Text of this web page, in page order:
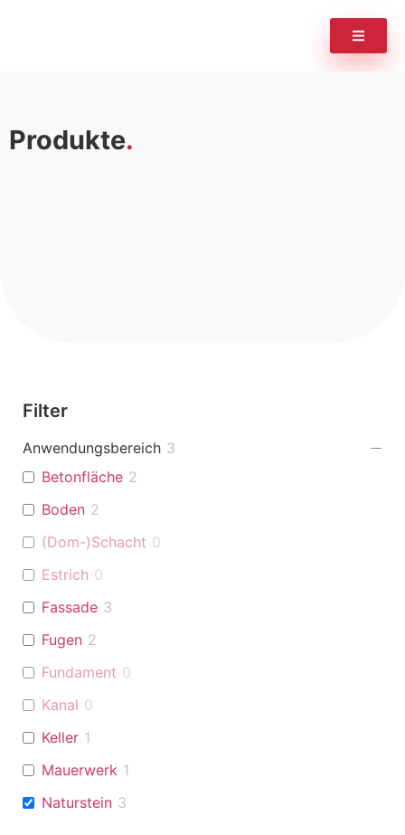
Produkte
Filter
Anwendungsbereich 3
Betonfläche 2
Boden 2
(Dom-)Schacht 0
Estrich 0
Fassade 3
Fugen 2
Fundament 0
Kanal 0
Keller 1
Mauerwerk 1
Naturstein 3